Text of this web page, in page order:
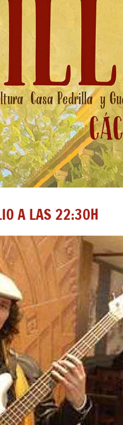
A LAS 22:30H